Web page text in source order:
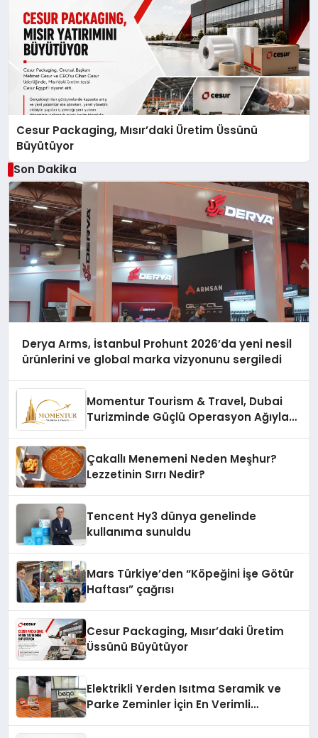
Cesur Packaging, Mısır’daki Üretim Üssünü
Büyütüyor
Son Dakika
Derya Arms, İstanbul Prohunt 2026’da yeni nesil
ürünlerini ve global marka vizyonunu sergiledi
Momentur Tourism & Travel, Dubai
Turizminde Güçlü Operasyon Ağıyla
Çakallı Menemeni Neden Meşhur?
Lezzetinin Sırrı Nedir?
Tencent Hy3 dünya genelinde
kullanıma sunuldu
Mars Türkiye’den “Köpeğini İşe Götür
Haftası” çağrısı
Cesur Packaging, Mısır’daki Üretim
Üssünü Büyütüyor
Elektrikli Yerden Isıtma Seramik ve
Parke Zeminler İçin En Verimli